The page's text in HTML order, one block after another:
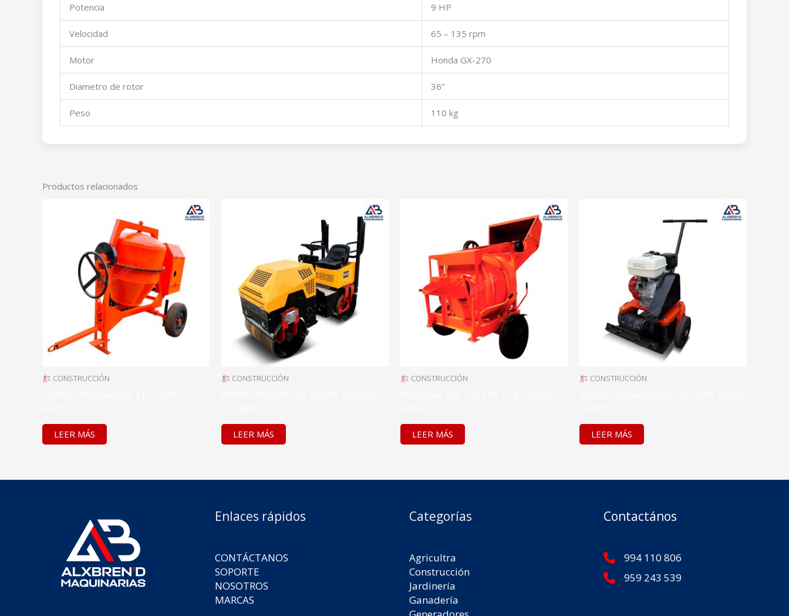
Potencia 9 HP
Velocidad 65 – 135 rpm
Motor Honda GX-270
Diametro de rotor 36”
Peso 110 kg
Productos relacionados
CONSTRUCCIÓN
LEER MÁS
CONSTRUCCIÓN
LEER MÁS
CONSTRUCCIÓN
LEER MÁS
CONSTRUCCIÓN
LEER MÁS
Enlaces rápidos
CONTÁCTANOS
SOPORTE
NOSOTROS
MARCAS
Categorías
Agricultra
Construcción
Jardinería
Ganadería
Contactános
994 110 806
959 243 539